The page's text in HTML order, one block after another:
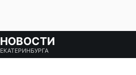
НОВОСТИ
ЕКАТЕРИНБУРГА